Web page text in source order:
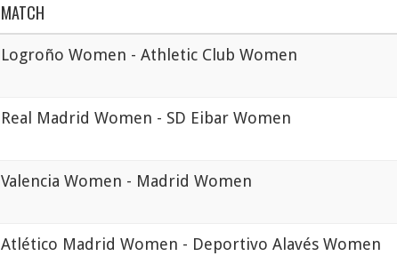
MATCH
Logroño Women - Athletic Club Women
Real Madrid Women - SD Eibar Women
Valencia Women - Madrid Women
Atlético Madrid Women - Deportivo Alavés Women